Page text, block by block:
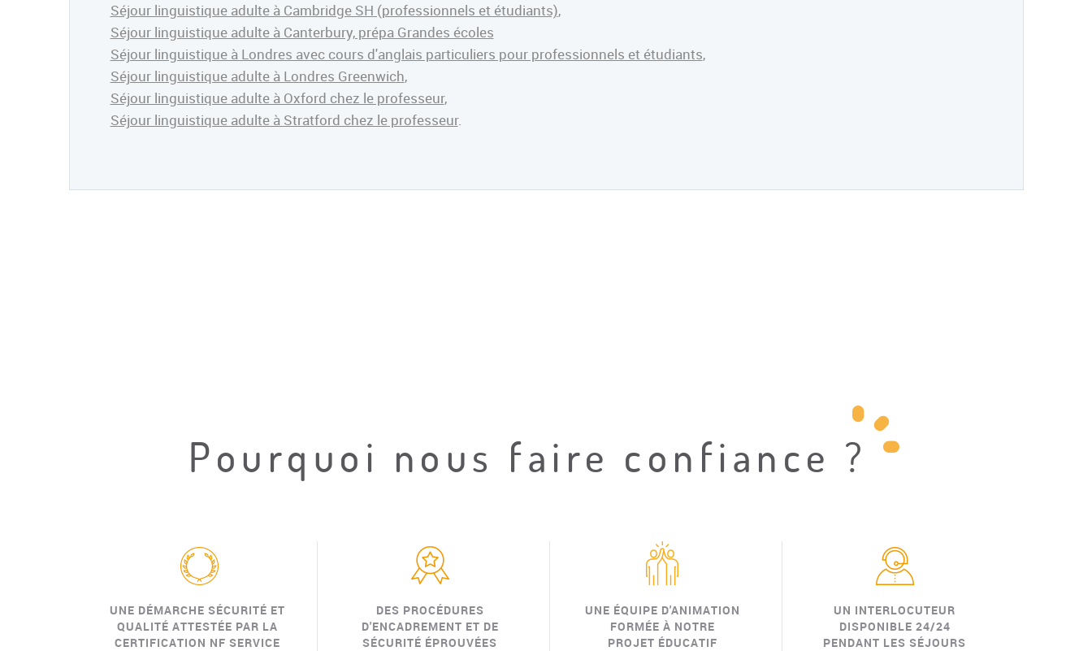
Séjour linguistique adulte à Cambridge SH (professionnels et étudiants),
Séjour linguistique adulte à Canterbury, prépa Grandes écoles
Séjour linguistique à Londres avec cours d'anglais particuliers pour professionnels et étudiants,
Séjour linguistique adulte à Londres Greenwich,
Séjour linguistique adulte à Oxford chez le professeur,
Séjour linguistique adulte à Stratford chez le professeur.
Pourquoi nous faire confiance ?
UNE DÉMARCHE SÉCURITÉ ET
QUALITÉ ATTESTÉE PAR LA
CERTIFICATION NF SERVICE
DES PROCÉDURES
D'ENCADREMENT ET DE
SÉCURITÉ ÉPROUVÉES
UNE ÉQUIPE D'ANIMATION
FORMÉE À NOTRE
PROJET ÉDUCATIF
UN INTERLOCUTEUR
DISPONIBLE 24/24
PENDANT LES SÉJOURS